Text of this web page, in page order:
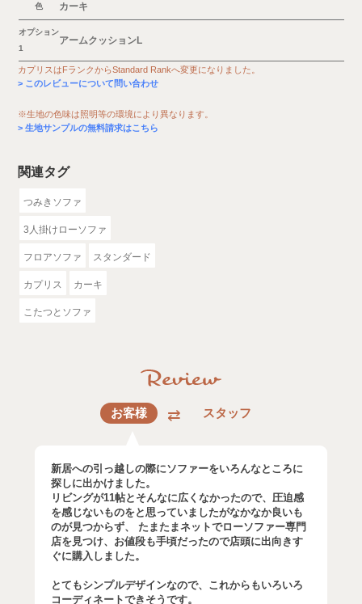
色 カーキ
オプション
1
アームクッションL
カプリスはFランクからStandard Rankへ変更になりました。
このレビューについて問い合わせ
※生地の色味は照明等の環境により異なります。
生地サンプルの無料請求はこちら
関連タグ
つみきソファ
3人掛けローソファ
フロアソファ スタンダード
カプリス カーキ
こたつとソファ
お客様 スタッフ
新居への引っ越しの際にソファーをいろんなところに
探しに出かけました。
リビングが11帖とそんなに広くなかったので、圧迫感
を感じないものをと思っていましたがなかなか良いも
のが見つからず、 たまたまネットでローソファー専門
店を見つけ、お値段も手頃だったので店頭に出向きす
ぐに購入しました。
とてもシンプルデザインなので、これからもいろいろ
コーディネートできそうです。